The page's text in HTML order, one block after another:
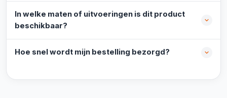
In welke maten of uitvoeringen is dit product
beschikbaar?
Hoe snel wordt mijn bestelling bezorgd?